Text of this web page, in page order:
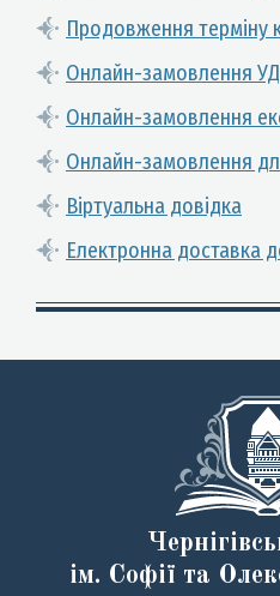
Продовження терміну
Онлайн-замовлення
Онлайн-замовлення
Онлайн-замовлення
Віртуальна довідка
Електронна доставка
ім. Софії та